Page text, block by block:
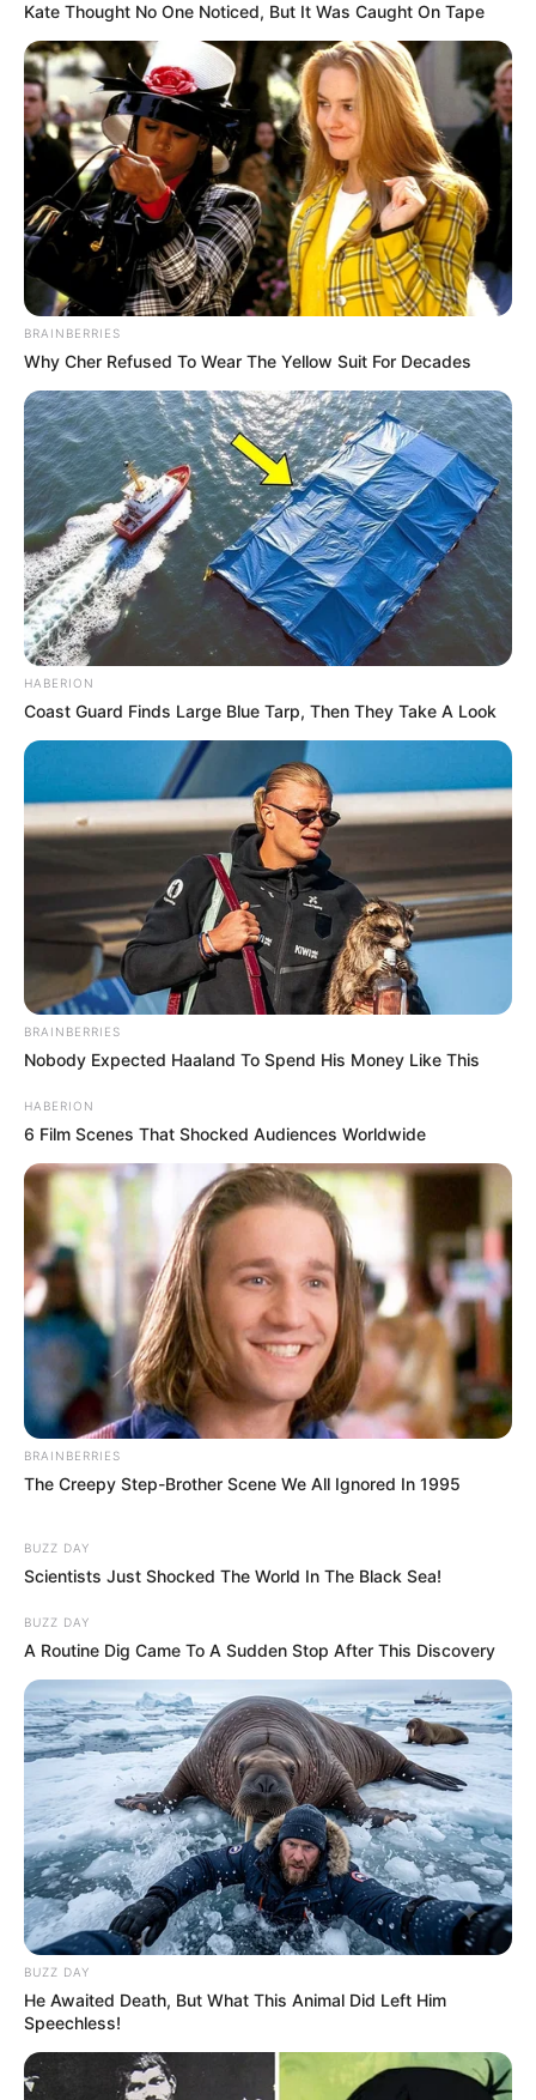
Szerző
More by Szerző
Post
Previous ArticlePrevious
article:
Zalatnay Cini úgy
Next Article
ORBÁN VIKTOR
Kate Thought No One Noticed, But It Was Caught On Tape
BRAINBERRIES
Why Cher Refused To Wear The Yellow Suit For Decades
HABERION
Coast Guard Finds Large Blue Tarp, Then They Take A Look
BRAINBERRIES
Nobody Expected Haaland To Spend His Money Like This
HABERION
6 Film Scenes That Shocked Audiences Worldwide
BRAINBERRIES
The Creepy Step-Brother Scene We All Ignored In 1995
BUZZ DAY
Scientists Just Shocked The World In The Black Sea!
BUZZ DAY
A Routine Dig Came To A Sudden Stop After This Discovery
BUZZ DAY
He Awaited Death, But What This Animal Did Left Him
Speechless!